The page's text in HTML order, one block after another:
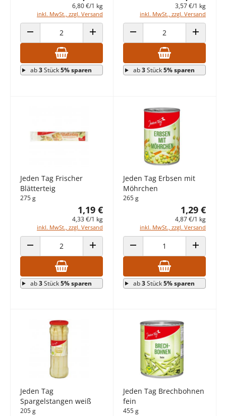
6,80 €/1 kg
inkl. MwSt., zzgl. Versand
ANZAHL VERRINGERN ANZAHL ERHÖHEN
ab3Stück5% sparen
3,57 €/1 kg
inkl. MwSt., zzgl. Versand
ANZAHL VERRINGERN ANZAHL
ab3Stück5% sparen
Jeden Tag Frischer
Blätterteig
275 g
1,19 €
4,33 €/1 kg
inkl. MwSt., zzgl. Versand
ANZAHL VERRINGERN ANZAHL ERHÖHEN
ab3Stück5% sparen
Jeden Tag Erbsen mit
Möhrchen
265 g
1,29 €
4,87 €/1 kg
inkl. MwSt., zzgl. Versand
ANZAHL VERRINGERN ANZAHL
ab3Stück5% sparen
Jeden Tag
Spargelstangen weiß
205 g
Jeden Tag Brechbohnen
fein
455 g